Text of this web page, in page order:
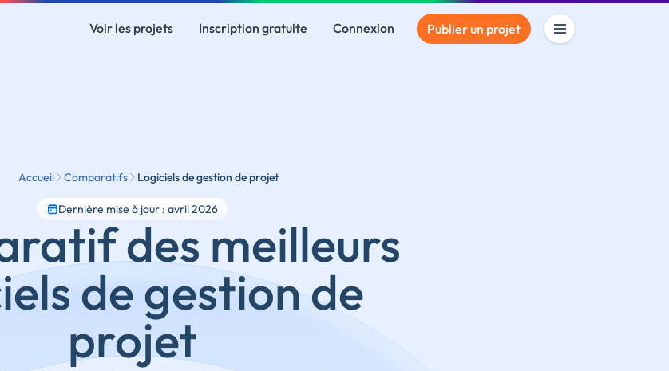
Voir les projets Inscription gratuite Connexion Publier un projet
Accueil Comparatifs Logiciels de gestion de projet
Dernière mise à jour : avril 2026
des meilleurs
de gestion de
projet